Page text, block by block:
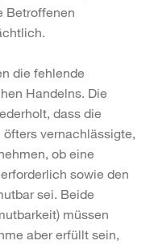
Betroffenen
die fehlende
Handelns. Die
dass die
vernachlässigte,
ob eine
sowie den
sei. Beide
müssen
aber erfüllt sein,